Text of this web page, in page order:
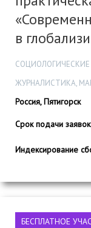
в
СОЦИОЛОГИЧЕСКИЕ
ЖУРНАЛИСТИКА,
Россия, Пятигорск
Срок подачи заявок:
Индексирование
БЕСПЛАТНОЕ